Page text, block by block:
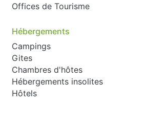
Offices de Tourisme
Hébergements
Campings
Gites
Chambres d'hôtes
Hébergements insolites
Hôtels